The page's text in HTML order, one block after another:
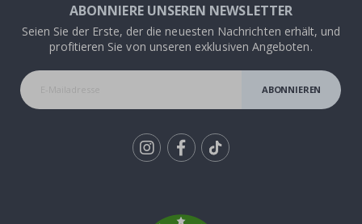
ABONNIERE UNSEREN NEWSLETTER
Seien Sie der Erste, der die neuesten Nachrichten erhält, und
profitieren Sie von unseren exklusiven Angeboten.
ABONNIEREN